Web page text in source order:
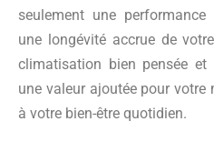
seulement une
une longévité accrue de
climatisation bien pensée et
une valeur ajoutée pour
à votre bien-être quotidien.